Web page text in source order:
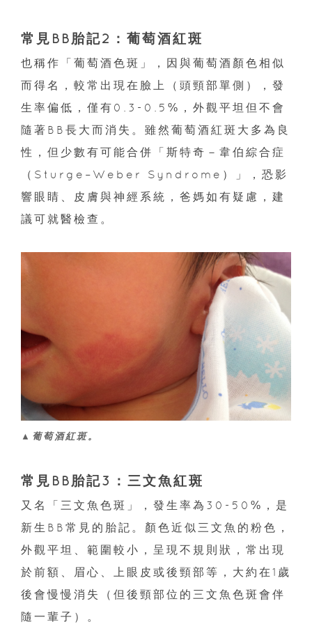
常見BB胎記2：葡萄酒紅斑
也稱作「葡萄酒色斑」，因與葡萄酒顏色相似
而得名，較常出現在臉上（頭頸部單側），發
生率偏低，僅有0.3-0.5%，外觀平坦但不會
隨著BB長大而消失。雖然葡萄酒紅斑大多為良
性，但少數有可能合併「斯特奇－韋伯綜合症
（Sturge–Weber Syndrome）」，恐影
響眼睛、皮膚與神經系統，爸媽如有疑慮，建
議可就醫檢查。
▲葡萄酒紅斑。
常見BB胎記3：三文魚紅斑
又名「三文魚色斑」，發生率為30-50%，是
新生BB常見的胎記。顏色近似三文魚的粉色，
外觀平坦、範圍較小，呈現不規則狀，常出現
於前額、眉心、上眼皮或後頸部等，大約在1歲
後會慢慢消失（但後頸部位的三文魚色斑會伴
隨一輩子）。